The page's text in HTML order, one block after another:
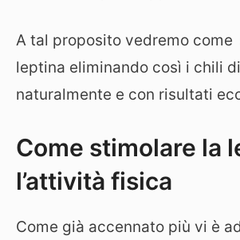
A tal proposito vedremo
leptina eliminando così i chili
naturalmente e con risultati
Come stimolare la
l’attività fisica
Come già accennato più vi è